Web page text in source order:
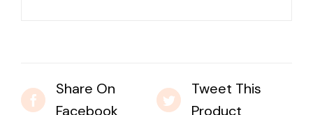
Share On
Facebook
Tweet This
Product